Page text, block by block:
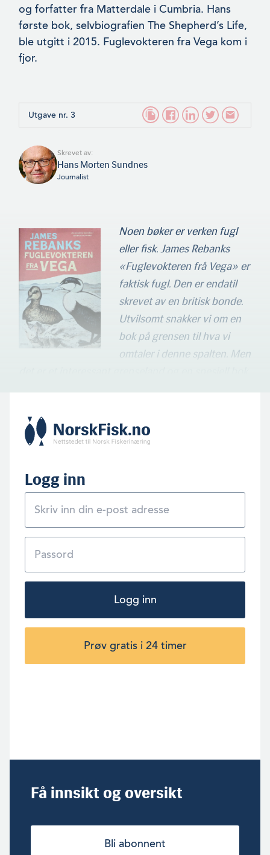
og forfatter fra Matterdale i Cumbria. Hans
første bok, selvbiografien The Shepherd’s Life,
ble utgitt i 2015. Fuglevokteren fra Vega kom i
fjor.
Utgave nr. 3
Skrevet av:
Hans Morten Sundnes
Journalist
Noen bøker er verken fugl
eller fisk. James Rebanks
«Fuglevokteren frå Vega» er
faktisk fugl. Den er endatil
skrevet av en britisk bonde.
Utvilsomt snakker vi om en
bok på grensen til hva vi
omtaler i denne spalten. Men
Logg inn
Logg inn
Prøv gratis i 24 timer
Få innsikt og oversikt
Bli abonnent